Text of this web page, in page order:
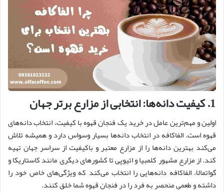
1. کیفیت دانهها:انتخابی از مزارع برتر جهان
اولین و مهم‌ترین عامل در خرید یک فنجان قهوه با کیفیت، انتخاب دانه‌های
قهوه است. الفاکافه در انتخاب دانه‌ها بسیار وسواس دارد و همیشه تلاش
می‌کند بهترین دانه‌ها را از مزارع معتبر و باکیفیت از سراسر جهان تهیه
کند. از مزارع مشهور کلمبیا و اتیوپی تا کشورهای دیگری مانند کاستاریکا و
گواتمالا، الفاکافه دانه‌هایی را انتخاب می‌کند که ویژگی‌های خاص خود را
داشته و طعمی منحصر به فرد را در فنجان قهوه شما خلق کنند.